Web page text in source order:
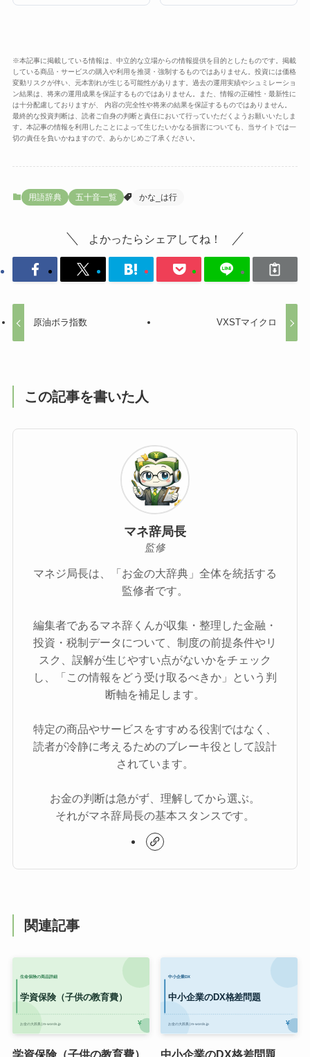
※本記事に掲載している情報は、中立的な立場からの情報提供を目的としたものです。掲載
している商品・サービスの購入や利用を推奨・強制するものではありません。投資には価格
変動リスクが伴い、元本割れが生じる可能性があります。過去の運用実績やシュミレーショ
ン結果は、将来の運用成果を保証するものではありません。また、情報の正確性・最新性に
は十分配慮しておりますが、 内容の完全性や将来の結果を保証するものではありません。
最終的な投資判断は、読者ご自身の判断と責任において行っていただくようお願いいたしま
す。本記事の情報を利用したことによって生じたいかなる損害についても、当サイトでは一
切の責任を負いかねますので、あらかじめご了承ください。
用語辞典 五十音一覧 かな_は行
よかったらシェアしてね！
原油ボラ指数 VXSTマイクロ
この記事を書いた人
マネ辞局長
監修
マネジ局長は、「お金の大辞典」全体を統括する
監修者です。
編集者であるマネ辞くんが収集・整理した金融・
投資・税制データについて、制度の前提条件やリ
スク、誤解が生じやすい点がないかをチェック
し、「この情報をどう受け取るべきか」という判
断軸を補足します。
特定の商品やサービスをすすめる役割ではなく、
読者が冷静に考えるためのブレーキ役として設計
されています。
お金の判断は急がず、理解してから選ぶ。
それがマネ辞局長の基本スタンスです。
関連記事
学資保険（子供の教育費） 中小企業のDX格差問題